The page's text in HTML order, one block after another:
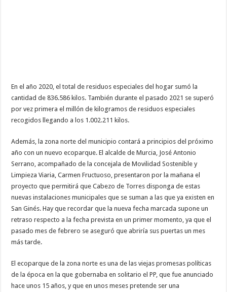
En el año 2020, el total de residuos especiales del hogar sumó la
cantidad de 836.586 kilos. También durante el pasado 2021 se superó
por vez primera el millón de kilogramos de residuos especiales
recogidos llegando a los 1.002.211 kilos.
Además, la zona norte del municipio contará a principios del próximo
año con un nuevo ecoparque. El alcalde de Murcia, José Antonio
Serrano, acompañado de la concejala de Movilidad Sostenible y
Limpieza Viaria, Carmen Fructuoso, presentaron por la mañana el
proyecto que permitirá que Cabezo de Torres disponga de estas
nuevas instalaciones municipales que se suman a las que ya existen en
San Ginés. Hay que recordar que la nueva fecha marcada supone un
retraso respecto a la fecha prevista en un primer momento, ya que el
pasado mes de febrero se aseguró que abriría sus puertas un mes
más tarde.
El ecoparque de la zona norte es una de las viejas promesas políticas
de la época en la que gobernaba en solitario el PP, que fue anunciado
hace unos 15 años, y que en unos meses pretende ser una